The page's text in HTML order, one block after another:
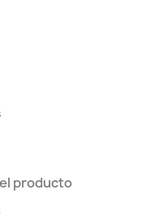
producto